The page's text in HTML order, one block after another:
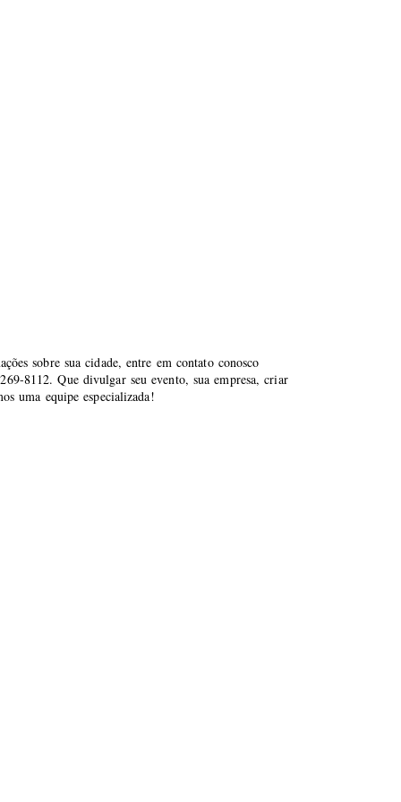
sobre sua cidade, entre em contato conosco
8112. Que divulgar seu evento, sua empresa, criar
uma equipe especializada!